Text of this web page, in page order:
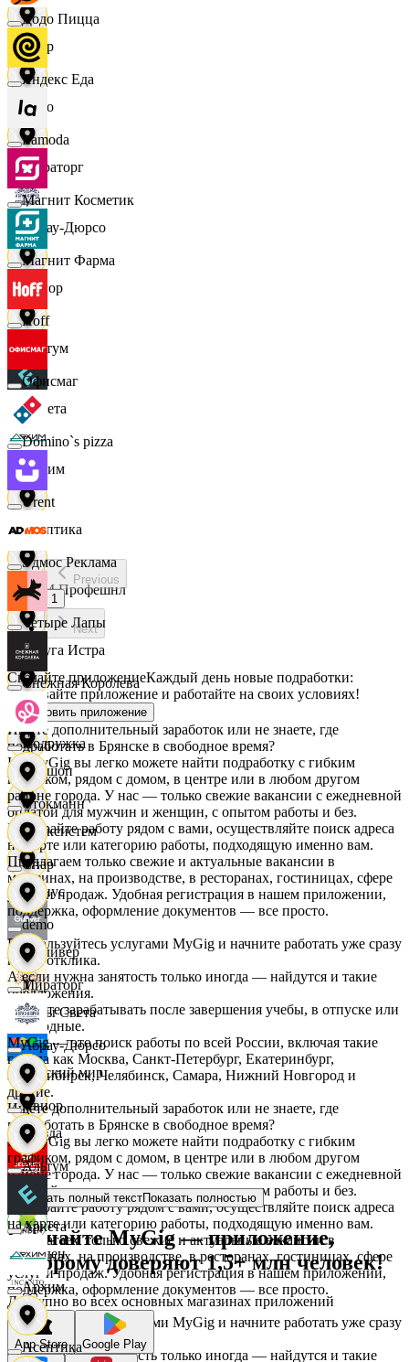
Cпар
demo
Мираторг
Абрау-Дюрсо
Авиор
Альтум
Аркета
Архим
Асептика
АСМ Профешнл
Белуга Истра
Вайнер
Ваншоп
Ворксистем
Гелиус
Гулливер
Дары Света
Детский мир
Звезда
Зельгрос
Зенден
Инканто
Додо Пицца
Яндекс Еда
Lamoda
Магнит Косметик
Магнит Фарма
Hoff
Офисмаг
Domino`s pizza
Urent
Эдмос Реклама
Четыре Лапы
Снежная Королева
Подружка
Стокманн
Cпар
demo
Мираторг
Абрау-Дюрсо
Авиор
Альтум
Аркета
Архим
Асептика
Previous
1
Next
Скачайте приложениеКаждый день новые подработки:
скачивайте приложение и работайте на своих условиях!
Установить приложение
Ищете дополнительный заработок или не знаете, где
подработать в Брянске в свободное время?
На MyGig вы легко можете найти подработку с гибким
графиком, рядом с домом, в центре или в любом другом
районе города. У нас — только свежие вакансии с ежедневной
оплатой для мужчин и женщин, с опытом работы и без.
Выбирайте работу рядом с вами, осуществляйте поиск адреса
на карте или категорию работы, подходящую именно вам.
Предлагаем только свежие и актуальные вакансии в
магазинах, на производстве, в ресторанах, гостиницах, сфере
услуг и продаж. Удобная регистрация в нашем приложении,
поддержка, оформление документов — все просто.
Воспользуйтесь услугами MyGig и начните работать уже сразу
после отклика.
А если нужна занятость только иногда — найдутся и такие
предложения.
Начните зарабатывать после завершения учебы, в отпуске или
в выходные.
MyGig — это поиск работы по всей России, включая такие
города как Москва, Санкт-Петербург, Екатеринбург,
Новосибирск, Челябинск, Самара, Нижний Новгород и
другие.
Ищете дополнительный заработок или не знаете, где
подработать в Брянске в свободное время?
На MyGig вы легко можете найти подработку с гибким
графиком, рядом с домом, в центре или в любом другом
районе города. У нас — только свежие вакансии с ежедневной
оплатой для мужчин и женщин, с опытом работы и без.
Выбирайте работу рядом с вами, осуществляйте поиск адреса
на карте или категорию работы, подходящую именно вам.
Предлагаем только свежие и актуальные вакансии в
магазинах, на производстве, в ресторанах, гостиницах, сфере
услуг и продаж. Удобная регистрация в нашем приложении,
поддержка, оформление документов — все просто.
Воспользуйтесь услугами MyGig и начните работать уже сразу
после отклика.
А если нужна занятость только иногда — найдутся и такие
Показать полный текстПоказать полностью
Скачайте MyGig — приложение,
которому доверяют 1,5+ млн человек!
Доступно во всех основных магазинах приложений
App Store Google Play